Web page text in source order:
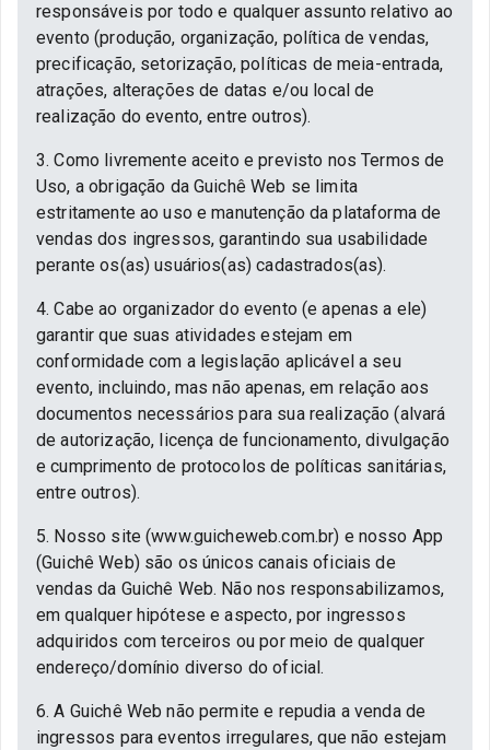
responsáveis por todo e qualquer assunto relativo ao
evento (produção, organização, política de vendas,
precificação, setorização, políticas de meia-entrada,
atrações, alterações de datas e/ou local de
realização do evento, entre outros).
3. Como livremente aceito e previsto nos Termos de
Uso, a obrigação da Guichê Web se limita
estritamente ao uso e manutenção da plataforma de
vendas dos ingressos, garantindo sua usabilidade
perante os(as) usuários(as) cadastrados(as).
4. Cabe ao organizador do evento (e apenas a ele)
garantir que suas atividades estejam em
conformidade com a legislação aplicável a seu
evento, incluindo, mas não apenas, em relação aos
documentos necessários para sua realização (alvará
de autorização, licença de funcionamento, divulgação
e cumprimento de protocolos de políticas sanitárias,
entre outros).
5. Nosso site (www.guicheweb.com.br) e nosso App
(Guichê Web) são os únicos canais oficiais de
vendas da Guichê Web. Não nos responsabilizamos,
em qualquer hipótese e aspecto, por ingressos
adquiridos com terceiros ou por meio de qualquer
endereço/domínio diverso do oficial.
6. A Guichê Web não permite e repudia a venda de
ingressos para eventos irregulares, que não estejam